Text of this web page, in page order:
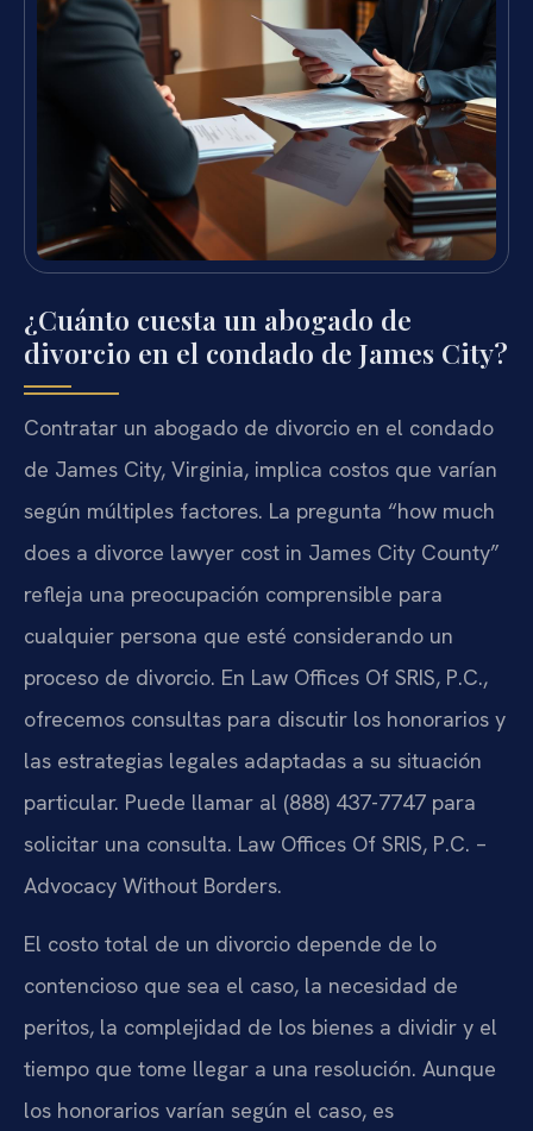
¿Cuánto cuesta un abogado de
divorcio en el condado de James City?
Contratar un abogado de divorcio en el condado
de James City, Virginia, implica costos que varían
según múltiples factores. La pregunta “how much
does a divorce lawyer cost in James City County”
refleja una preocupación comprensible para
cualquier persona que esté considerando un
proceso de divorcio. En Law Offices Of SRIS, P.C.,
ofrecemos consultas para discutir los honorarios y
las estrategias legales adaptadas a su situación
particular. Puede llamar al (888) 437-7747 para
solicitar una consulta. Law Offices Of SRIS, P.C. –
Advocacy Without Borders.
El costo total de un divorcio depende de lo
contencioso que sea el caso, la necesidad de
peritos, la complejidad de los bienes a dividir y el
tiempo que tome llegar a una resolución. Aunque
los honorarios varían según el caso, es